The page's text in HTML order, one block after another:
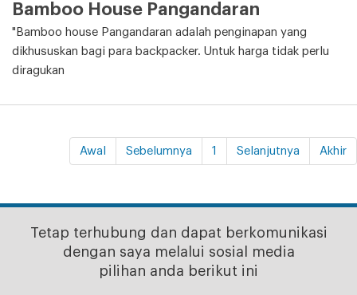
Bamboo House Pangandaran
"Bamboo house Pangandaran adalah penginapan yang
dikhususkan bagi para backpacker. Untuk harga tidak perlu
diragukan
Awal Sebelumnya 1 Selanjutnya Akhir
Tetap terhubung dan dapat berkomunikasi
dengan saya melalui sosial media
pilihan anda berikut ini